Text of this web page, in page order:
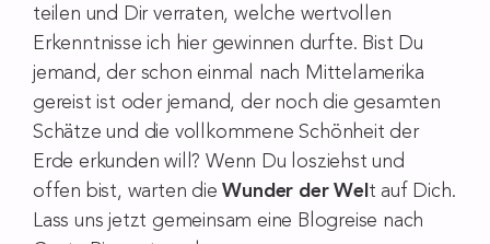
teilen und Dir verraten, welche wertvollen
Erkenntnisse ich hier gewinnen durfte. Bist Du
jemand, der schon einmal nach Mittelamerika
gereist ist oder jemand, der noch die gesamten
Schätze und die vollkommene Schönheit der
Erde erkunden will? Wenn Du losziehst und
offen bist, warten dieWunder der Wel t auf Dich.
Lass uns jetzt gemeinsam eine Blogreise nach